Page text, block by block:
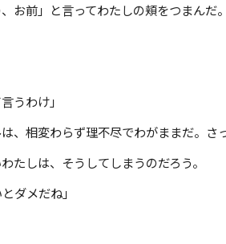
お前」と言ってわたしの頬をつまんだ。
うわけ」
、相変わらず理不尽でわがままだ。
たしは、そうしてしまうのだろう。
ダメだね」